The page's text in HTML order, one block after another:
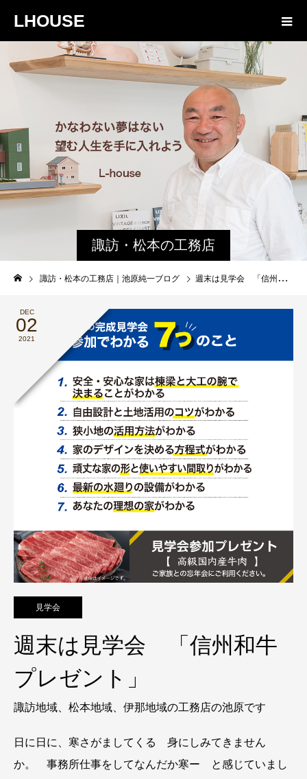
LHOUSE
諏訪・松本の工務店
の社長ブログ｜家族
物語８４３
諏訪・松本の工務店｜池原純一ブログ 週末は見学会 「信州和牛プレゼント」
DEC
02
2021
見学会
週末は見学会 「信州和牛
プレゼント」
諏訪地域、松本地域、伊那地域の工務店の池原です
日に日に、寒さがましてくる 身にしみてきません
か。 事務所仕事をしてなんだか寒ー と感じていまし